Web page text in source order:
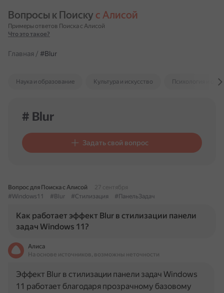
Вопросы к Поиску с Алисой
Примеры ответов Поиска с Алисой
Что это такое?
Главная / #Blur
Наука и образование Культура и искусство Психология и
# Blur
Задать свой вопрос
Вопрос для Поиска с Алисой
27 сентября
#Windows11
#Blur #Стилизация #ПанельЗадач
Как работает эффект Blur в стилизации панели
задач Windows 11?
Алиса
На основе источников, возможны неточности
Эффект Blur в стилизации панели задач Windows
11 работает благодаря прозрачному базовому